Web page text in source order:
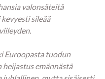
valonsäteitä
sileää
Euroopasta tuodun
heijastus emännästä